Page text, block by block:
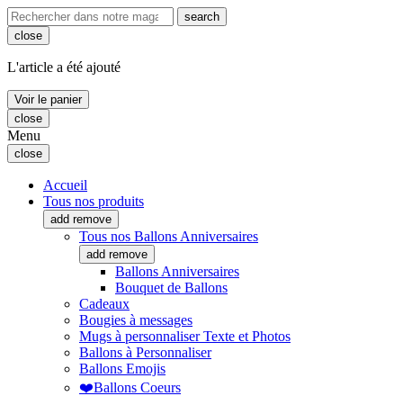
search
close
L'article a été ajouté
Voir le panier
close
Menu
close
Accueil
Tous nos produits
add remove
Tous nos Ballons Anniversaires
add remove
Ballons Anniversaires
Bouquet de Ballons
Cadeaux
Bougies à messages
Mugs à personnaliser Texte et Photos
Ballons à Personnaliser
Ballons Emojis
❤️Ballons Coeurs